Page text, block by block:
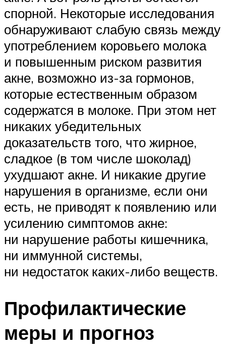
спорной. Некоторые исследования
обнаруживают слабую связь между
употреблением коровьего молока
и повышенным риском развития
акне, возможно из-за гормонов,
которые естественным образом
содержатся в молоке. При этом нет
никаких убедительных
доказательств того, что жирное,
сладкое (в том числе шоколад)
ухудшают акне. И никакие другие
нарушения в организме, если они
есть, не приводят к появлению или
усилению симптомов акне:
ни нарушение работы кишечника,
ни иммунной системы,
ни недостаток каких-либо веществ.
Профилактические
меры и прогноз